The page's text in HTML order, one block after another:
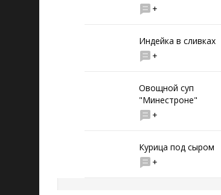
+
Индейка в сливках
+
Овощной суп
"Минестроне"
+
Курица под сыром
+